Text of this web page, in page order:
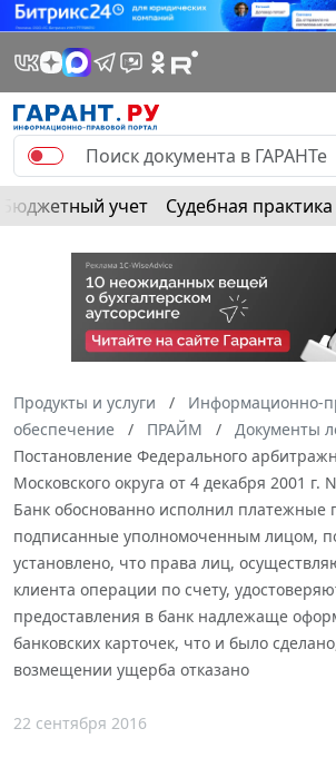
Бюджетный учет Судебная практика
Продукты и услуги
Информационно-
обеспечение
ПРАЙМ
Документы
Постановление Федерального
Московского округа от 4 декабря 2001 г.
Банк обоснованно исполнил платежные
подписанные уполномоченным лицом,
установлено, что права лиц,
клиента операции по счету,
предоставления в банк надлежаще
банковских карточек, что и было
возмещении ущерба отказано
22 сентября 2016